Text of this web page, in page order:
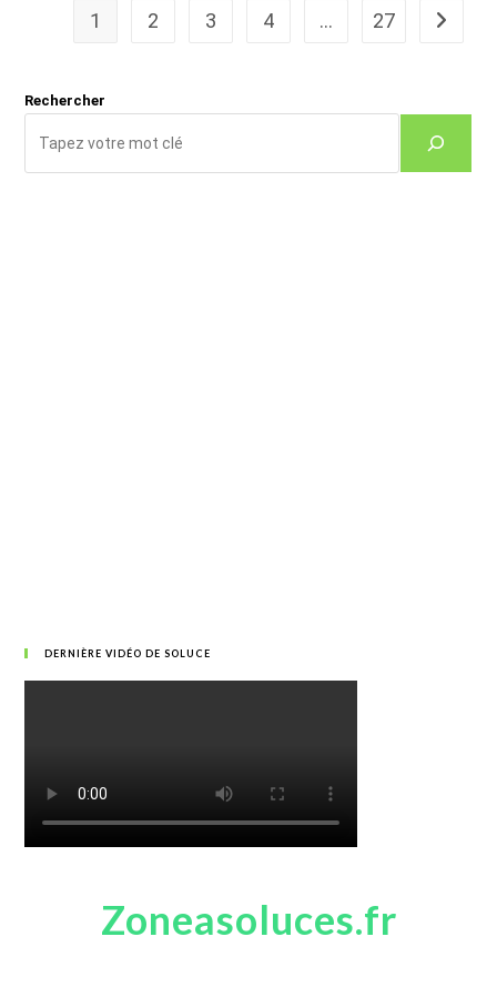
1 2 3 4 … 27 Aller à
Rechercher
DERNIÈRE VIDÉO DE SOLUCE
Zoneasoluces.fr